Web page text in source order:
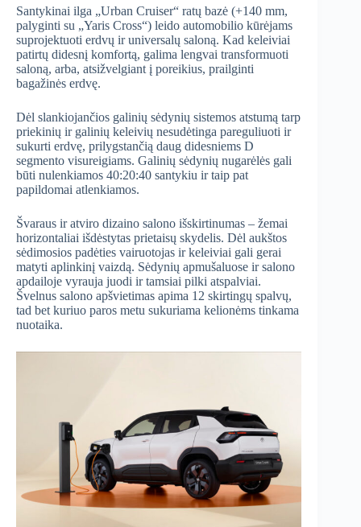
Santykinai ilga „Urban Cruiser“ ratų bazė (+140 mm,
palyginti su „Yaris Cross“) leido automobilio kūrėjams
suprojektuoti erdvų ir universalų saloną. Kad keleiviai
patirtų didesnį komfortą, galima lengvai transformuoti
saloną, arba, atsižvelgiant į poreikius, prailginti
bagažinės erdvę.
Dėl slankiojančios galinių sėdynių sistemos atstumą tarp
priekinių ir galinių keleivių nesudėtinga pareguliuoti ir
sukurti erdvę, prilygstančią daug didesniems D
segmento visureigiams. Galinių sėdynių nugarėlės gali
būti nulenkiamos 40:20:40 santykiu ir taip pat
papildomai atlenkiamos.
Švaraus ir atviro dizaino salono išskirtinumas – žemai
horizontaliai išdėstytas prietaisų skydelis. Dėl aukštos
sėdimosios padėties vairuotojas ir keleiviai gali gerai
matyti aplinkinį vaizdą. Sėdynių apmušaluose ir salono
apdailoje vyrauja juodi ir tamsiai pilki atspalviai.
Švelnus salono apšvietimas apima 12 skirtingų spalvų,
tad bet kuriuo paros metu sukuriama kelionėms tinkama
nuotaika.